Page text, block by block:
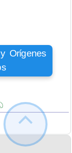
Orígenes